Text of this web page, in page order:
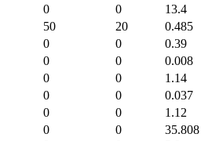
0 0
13.4
50 20
0.485
0 0
0.39
0 0
0.008
0 0
1.14
0 0
0.037
0 0
1.12
0 0
35.808